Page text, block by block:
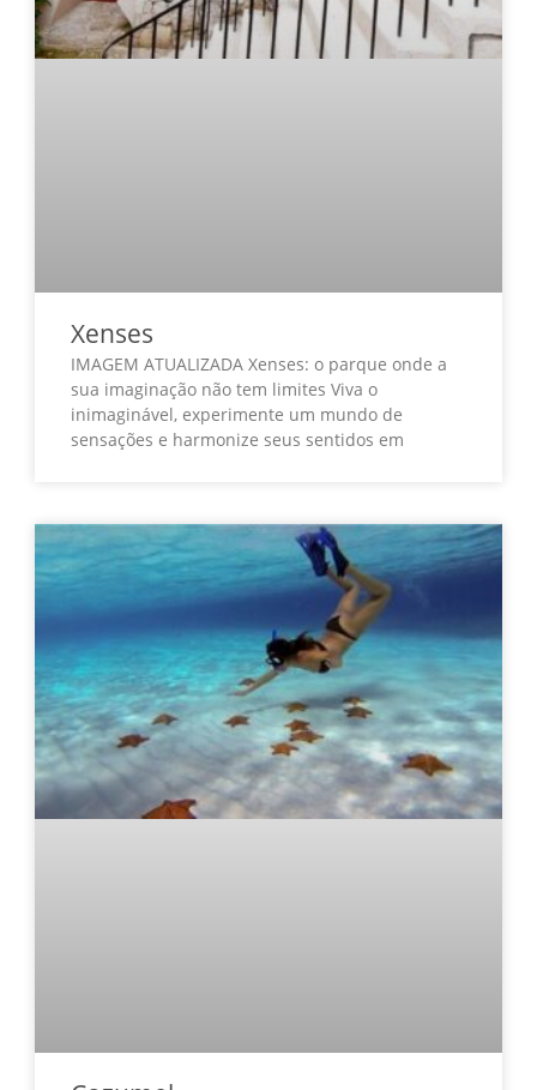
Xenses
IMAGEM ATUALIZADA Xenses: o parque onde a
sua imaginação não tem limites Viva o
inimaginável, experimente um mundo de
sensações e harmonize seus sentidos em